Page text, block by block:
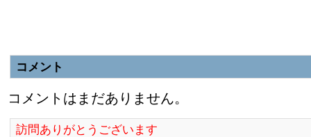
コメント
コメントはまだありません。
訪問ありがとうございます